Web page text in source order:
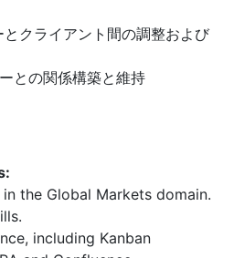
クライアント間の調整および
との関係構築と維持
the Global Markets domain.
including Kanban